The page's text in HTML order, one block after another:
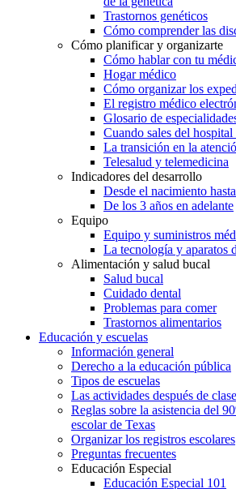
Trastornos genéticos
Cómo comprender las
Cómo planificar y organizarte
Cómo hablar con tu
Hogar médico
Cómo organizar los
El registro médico
Glosario de
Cuando sales del hospital
La transición en la
Telesalud y telemedicina
Indicadores del desarrollo
Desde el nacimiento
De los 3 años en adelante
Equipo
Equipo y suministros
La tecnología y aparatos
Alimentación y salud bucal
Salud bucal
Cuidado dental
Problemas para comer
Trastornos alimentarios
Educación y escuelas
Información general
Derecho a la educación pública
Tipos de escuelas
Las actividades después de
Reglas sobre la asistencia del
escolar de Texas
Organizar los registros escolares
Preguntas frecuentes
Educación Especial
Educación Especial 101